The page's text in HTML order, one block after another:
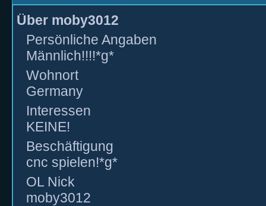
Über moby3012
Persönliche Angaben
Männlich!!!!*g*
Wohnort
Germany
Interessen
KEINE!
Beschäftigung
cnc spielen!*g*
OL Nick
moby3012